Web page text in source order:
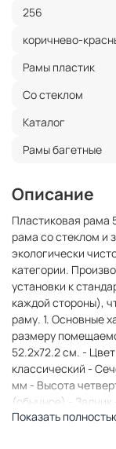
256
коричнево-
Рамы пластик
Со стеклом
Каталог
Рамы багетные
Описание
Пластиковая рама
рама со стеклом и
экологически
категории.
установки к
каждой стороны),
раму. 1. Основные
размеру
52.2x72.2 см. -
классический -
мм - Высота
(обычное) - Задник
Прижимы для
Показать